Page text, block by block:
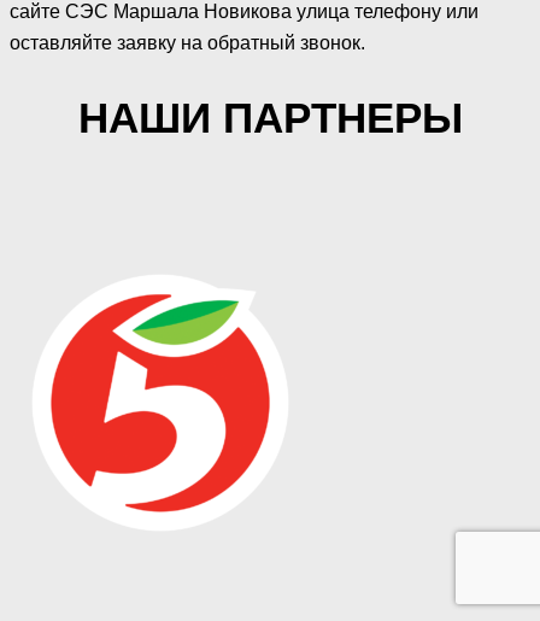
сайте СЭС Маршала Новикова улица телефону или
оставляйте заявку на обратный звонок.
НАШИ ПАРТНЕРЫ